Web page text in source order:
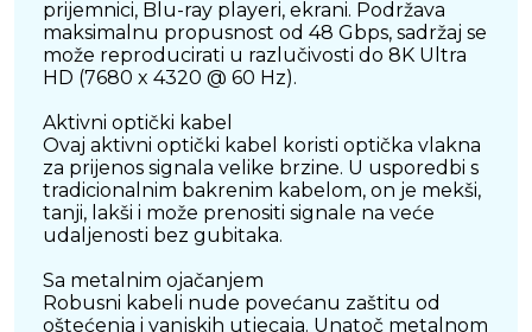
prijemnici, Blu-ray playeri, ekrani. Podržava
maksimalnu propusnost od 48 Gbps, sadržaj se
može reproducirati u razlučivosti do 8K Ultra
HD (7680 x 4320 @ 60 Hz).
Aktivni optički kabel
Ovaj aktivni optički kabel koristi optička vlakna
za prijenos signala velike brzine. U usporedbi s
tradicionalnim bakrenim kabelom, on je mekši,
tanji, lakši i može prenositi signale na veće
udaljenosti bez gubitaka.
Sa metalnim ojačanjem
Robusni kabeli nude povećanu zaštitu od
oštećenja i vanjskih utjecaja. Unatoč metalnom